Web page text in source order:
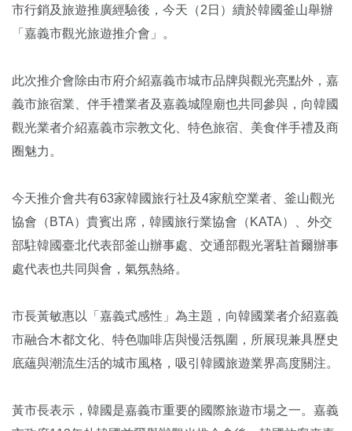
市行銷及旅遊推廣經驗後，今天（2日）續於韓國釜山舉辦
「嘉義市觀光旅遊推介會」。
此次推介會除由市府介紹嘉義市城市品牌與觀光亮點外，嘉
義市旅宿業、伴手禮業者及嘉義城隍廟也共同參與，向韓國
觀光業者介紹嘉義市宗教文化、特色旅宿、美食伴手禮及商
圈魅力。
今天推介會共有63家韓國旅行社及4家航空業者、釜山觀光
協會（BTA）貴賓出席，韓國旅行業協會（KATA）、外交
部駐韓國臺北代表部釜山辦事處、交通部觀光署駐首爾辦事
處代表也共同與會，氣氛熱絡。
市長黃敏惠以「嘉義式感性」為主題，向韓國業者介紹嘉義
市融合木都文化、特色咖啡店與慢活氛圍，所展現兼具歷史
底蘊與潮流生活的城市風格，吸引韓國旅遊業界高度關注。
黃市長表示，韓國是嘉義市重要的國際旅遊市場之一。嘉義